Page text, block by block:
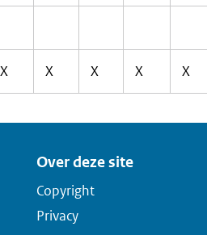
X X X X X
Over deze site
Copyright
Privacy